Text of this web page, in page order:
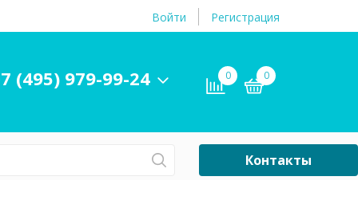
Войти Регистрация
(495) 979-99-24 0 0
Контакты